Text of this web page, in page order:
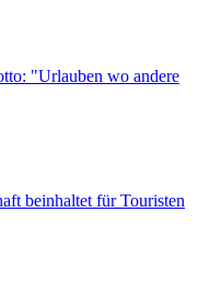
"Urlauben wo andere
beinhaltet für Touristen